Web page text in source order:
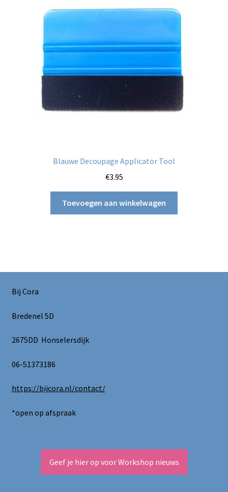
Blauwe Decoupage Applicator Tool
€3.95
Toevoegen aan winkelwagen
Bij Cora
Bredenel 5D
2675DD Honselersdijk
06-51373186
https://bijcora.nl/contact/
*open op afspraak
Geef je hier op voor Workshop nieuws